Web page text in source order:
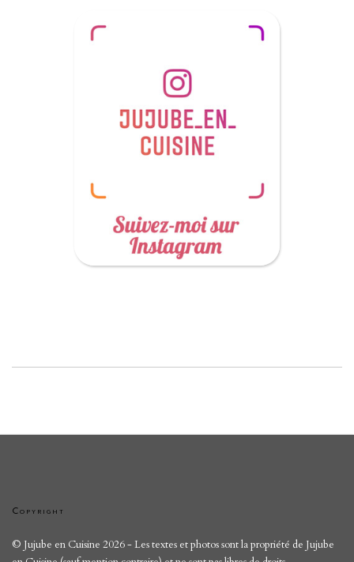
Copyright
© Jujube en Cuisine 2026 - Les textes et photos sont la propriété de Jujube